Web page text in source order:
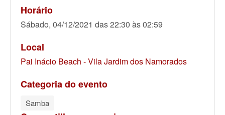
Horário
Sábado, 04/12/2021 das 22:30 às 02:59
Local
Pai Inácio Beach - Vila Jardim dos Namorados
Categoria do evento
Samba